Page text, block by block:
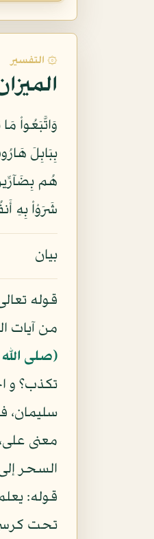
۞ التفسير
وَاتَّبَعُواْ
بِبَابِلَ
هُم
شَرَوْاْ بِهِ أَنفُسَهُمْ لَوْ كَانُواْ
بيان
قوله
من آيات
(صلى
تكذب؟ و
سليمان،
معنى
السحر
قوله:
تحت